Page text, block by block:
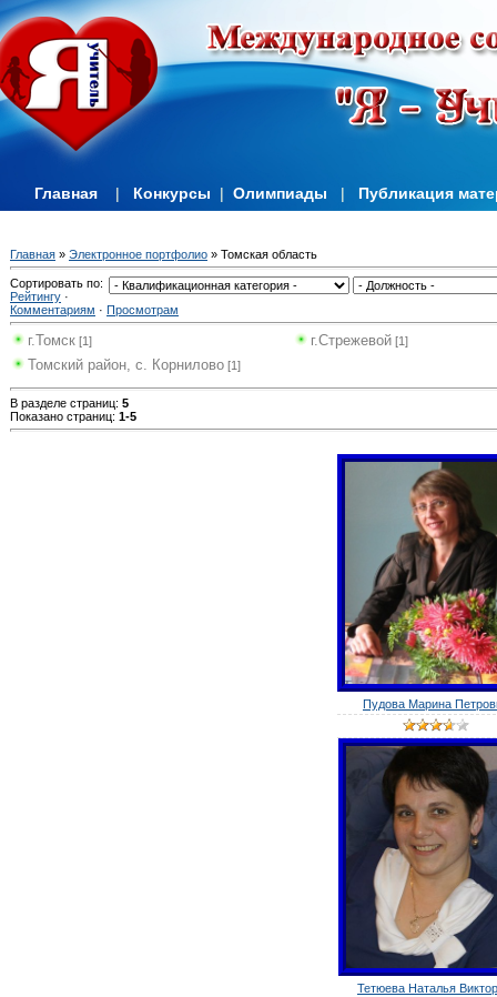
Главная | Конкурсы | Олимпиады | Публикация
Главная » Электронное портфолио » Томская область
Сортировать по:
Рейтингу ·
Комментариям · Просмотрам
г.Томск [1] г.Стрежевой [1]
Томский район, с. Корнилово [1]
В разделе страниц: 5
Показано страниц: 1-5
Пудова Марина
Тетюева Наталья